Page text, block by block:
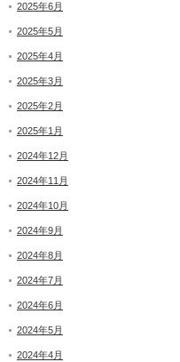
2025年6月
2025年5月
2025年4月
2025年3月
2025年2月
2025年1月
2024年12月
2024年11月
2024年10月
2024年9月
2024年8月
2024年7月
2024年6月
2024年5月
2024年4月